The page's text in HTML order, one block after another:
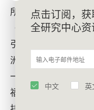
所访问学者伊丽莎
《外交政策》网站
引发下一场难民危
洲的北约成员国撤
一波难民涌入欧洲
福利体系的压力，
点击订阅，
全研究中心
中文 英